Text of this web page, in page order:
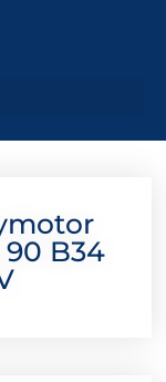
90 B34